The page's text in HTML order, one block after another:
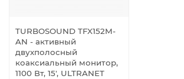
TURBOSOUND TFX152M-
AN - активный
двухполосный
коаксиальный монитор,
1100 Вт, 15', ULTRANET